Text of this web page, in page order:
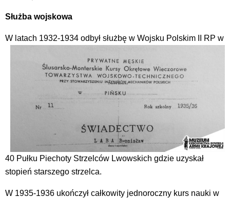
Służba wojskowa
W latach 1932-1934 odbył służbę w Wojsku Polskim II RP w
40 Pułku Piechoty Strzelców Lwowskich gdzie uzyskał
stopień starszego strzelca.
W 1935-1936 ukończył całkowity jednoroczny kurs nauki w